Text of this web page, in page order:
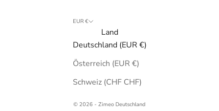
EUR €
Land
Deutschland (EUR €)
Österreich (EUR €)
Schweiz (CHF CHF)
© 2026 - Zimeo Deutschland